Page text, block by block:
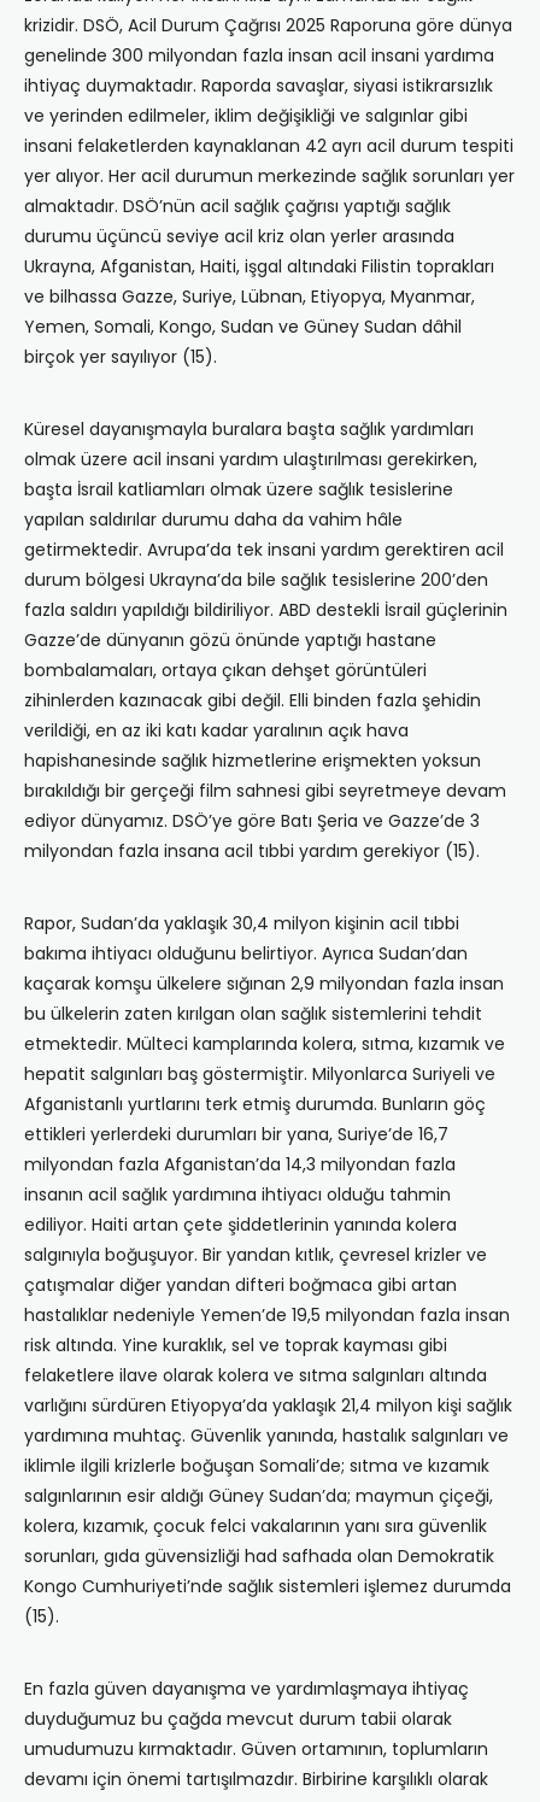
krizidir. DSÖ, Acil Durum Çağrısı 2025 Raporuna göre dünya
genelinde 300 milyondan fazla insan acil insani yardıma
ihtiyaç duymaktadır. Raporda savaşlar, siyasi istikrarsızlık
ve yerinden edilmeler, iklim değişikliği ve salgınlar gibi
insani felaketlerden kaynaklanan 42 ayrı acil durum tespiti
yer alıyor. Her acil durumun merkezinde sağlık sorunları yer
almaktadır. DSÖ’nün acil sağlık çağrısı yaptığı sağlık
durumu üçüncü seviye acil kriz olan yerler arasında
Ukrayna, Afganistan, Haiti, işgal altındaki Filistin toprakları
ve bilhassa Gazze, Suriye, Lübnan, Etiyopya, Myanmar,
Yemen, Somali, Kongo, Sudan ve Güney Sudan dâhil
birçok yer sayılıyor (15).
Küresel dayanışmayla buralara başta sağlık yardımları
olmak üzere acil insani yardım ulaştırılması gerekirken,
başta İsrail katliamları olmak üzere sağlık tesislerine
yapılan saldırılar durumu daha da vahim hâle
getirmektedir. Avrupa’da tek insani yardım gerektiren acil
durum bölgesi Ukrayna’da bile sağlık tesislerine 200’den
fazla saldırı yapıldığı bildiriliyor. ABD destekli İsrail güçlerinin
Gazze’de dünyanın gözü önünde yaptığı hastane
bombalamaları, ortaya çıkan dehşet görüntüleri
zihinlerden kazınacak gibi değil. Elli binden fazla şehidin
verildiği, en az iki katı kadar yaralının açık hava
hapishanesinde sağlık hizmetlerine erişmekten yoksun
bırakıldığı bir gerçeği film sahnesi gibi seyretmeye devam
ediyor dünyamız. DSÖ’ye göre Batı Şeria ve Gazze’de 3
milyondan fazla insana acil tıbbi yardım gerekiyor (15).
Rapor, Sudan’da yaklaşık 30,4 milyon kişinin acil tıbbi
bakıma ihtiyacı olduğunu belirtiyor. Ayrıca Sudan’dan
kaçarak komşu ülkelere sığınan 2,9 milyondan fazla insan
bu ülkelerin zaten kırılgan olan sağlık sistemlerini tehdit
etmektedir. Mülteci kamplarında kolera, sıtma, kızamık ve
hepatit salgınları baş göstermiştir. Milyonlarca Suriyeli ve
Afganistanlı yurtlarını terk etmiş durumda. Bunların göç
ettikleri yerlerdeki durumları bir yana, Suriye’de 16,7
milyondan fazla Afganistan’da 14,3 milyondan fazla
insanın acil sağlık yardımına ihtiyacı olduğu tahmin
ediliyor. Haiti artan çete şiddetlerinin yanında kolera
salgınıyla boğuşuyor. Bir yandan kıtlık, çevresel krizler ve
çatışmalar diğer yandan difteri boğmaca gibi artan
hastalıklar nedeniyle Yemen’de 19,5 milyondan fazla insan
risk altında. Yine kuraklık, sel ve toprak kayması gibi
felaketlere ilave olarak kolera ve sıtma salgınları altında
varlığını sürdüren Etiyopya’da yaklaşık 21,4 milyon kişi sağlık
yardımına muhtaç. Güvenlik yanında, hastalık salgınları ve
iklimle ilgili krizlerle boğuşan Somali’de; sıtma ve kızamık
salgınlarının esir aldığı Güney Sudan’da; maymun çiçeği,
kolera, kızamık, çocuk felci vakalarının yanı sıra güvenlik
sorunları, gıda güvensizliği had safhada olan Demokratik
Kongo Cumhuriyeti’nde sağlık sistemleri işlemez durumda
(15).
En fazla güven dayanışma ve yardımlaşmaya ihtiyaç
duyduğumuz bu çağda mevcut durum tabii olarak
umudumuzu kırmaktadır. Güven ortamının, toplumların
devamı için önemi tartışılmazdır. Birbirine karşılıklı olarak